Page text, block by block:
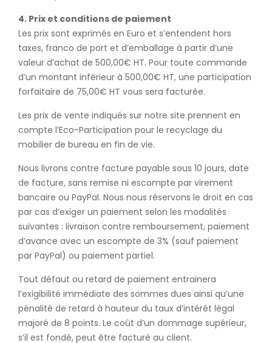
4. Prix et conditions de paiement
Les prix sont exprimés en Euro et s’entendent hors
taxes, franco de port et d’emballage à partir d’une
valeur d’achat de 500,00€ HT. Pour toute commande
d’un montant inférieur à 500,00€ HT, une participation
forfaitaire de 75,00€ HT vous sera facturée.
Les prix de vente indiqués sur notre site prennent en
compte l’Eco-Participation pour le recyclage du
mobilier de bureau en fin de vie.
Nous livrons contre facture payable sous 10 jours, date
de facture, sans remise ni escompte par virement
bancaire ou PayPal. Nous nous réservons le droit en cas
par cas d’exiger un paiement selon les modalités
suivantes : livraison contre remboursement, paiement
d’avance avec un escompte de 3% (sauf paiement
par PayPal) ou paiement partiel.
Tout défaut ou retard de paiement entrainera
l’exigibilité immédiate des sommes dues ainsi qu’une
pénalité de retard à hauteur du taux d’intérêt légal
majoré de 8 points. Le coût d’un dommage supérieur,
s’il est fondé, peut être facturé au client.